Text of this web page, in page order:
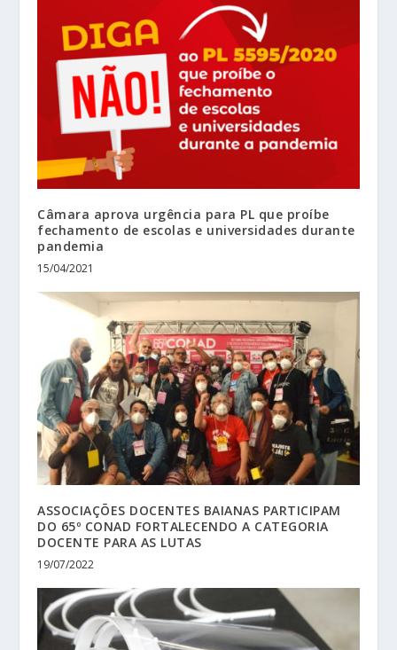
Câmara aprova urgência para PL que proíbe
fechamento de escolas e universidades durante
pandemia
15/04/2021
ASSOCIAÇÕES DOCENTES BAIANAS PARTICIPAM
DO 65º CONAD FORTALECENDO A CATEGORIA
DOCENTE PARA AS LUTAS
19/07/2022